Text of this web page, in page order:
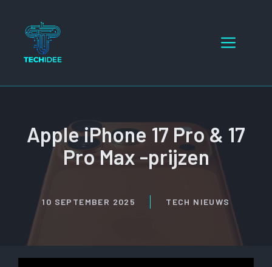
inhoud
Menu
Apple iPhone 17 Pro & 17
Pro Max -prijzen
10 SEPTEMBER 2025 TECH NIEUWS